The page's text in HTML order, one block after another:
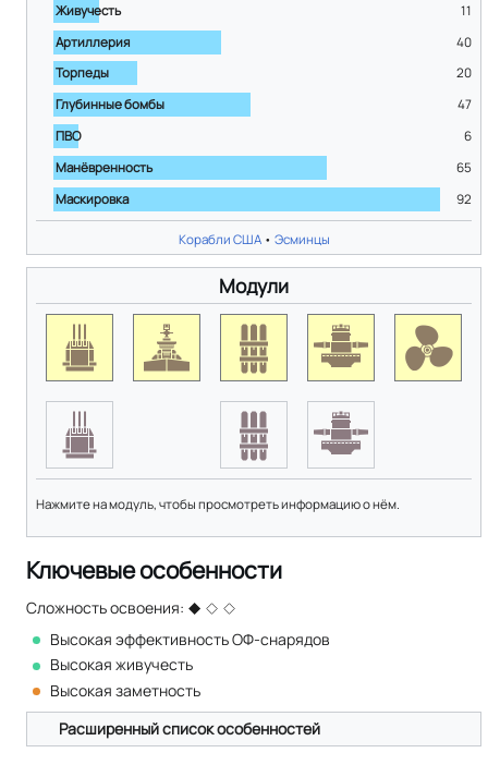
Живучесть
11
Артиллерия
40
Торпеды
20
Глубинные бомбы
47
ПВО
6
Манёвренность
65
Маскировка
92
Корабли США• Эсминцы
Модули
Нажмите на модуль, чтобы просмотреть информацию о нём.
Ключевые особенности
Сложность освоения:
Высокая эффективность ОФ-снарядов
Высокая живучесть
Высокая заметность
Расширенный список особенностей